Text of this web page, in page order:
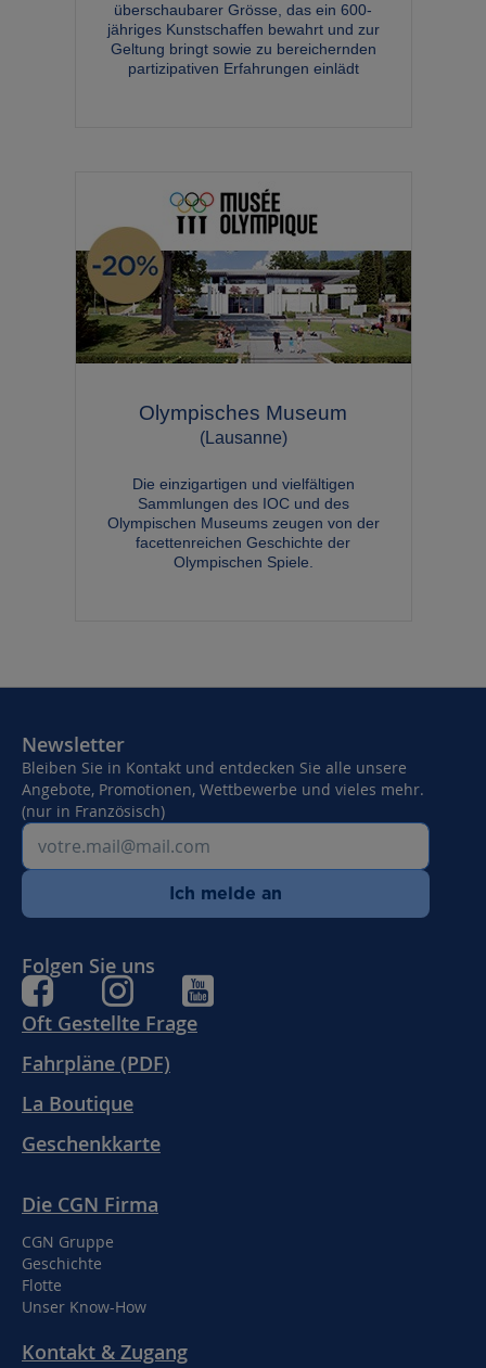
überschaubarer Grösse, das ein 600-
jähriges Kunstschaffen bewahrt und zur
Geltung bringt sowie zu bereichernden
partizipativen Erfahrungen einlädt
Olympisches Museum
(Lausanne)
Die einzigartigen und vielfältigen
Sammlungen des IOC und des
Olympischen Museums zeugen von der
facettenreichen Geschichte der
Olympischen Spiele.
Oft Gestellte Frage
Fahrpläne (PDF)
La Boutique
Geschenkkarte
Die CGN Firma
CGN Gruppe
Geschichte
Flotte
Unser Know-How
Kontakt & Zugang
Newsletter
Bleiben Sie in Kontakt und entdecken Sie alle unsere
Angebote, Promotionen, Wettbewerbe und vieles mehr.
(nur in Französisch)
Ich melde an
Folgen Sie uns